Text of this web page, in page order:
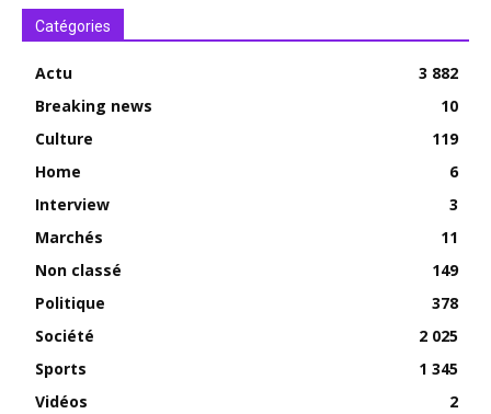
Catégories
Actu
3 882
Breaking news
10
Culture
119
Home
6
Interview
3
Marchés
11
Non classé
149
Politique
378
Société
2 025
Sports
1 345
Vidéos
2